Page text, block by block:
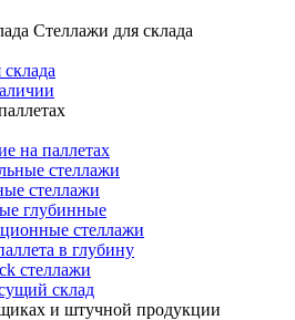
Cтеллажи для склада
на паллетах
стеллажи
стеллажи
глубинные
стеллажи
в глубину
стеллажи
склад
и штучной продукции